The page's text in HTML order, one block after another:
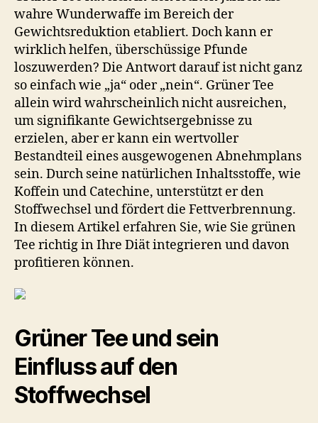
Tee:
So
funktioniert
es
–
5
Tipps,
um
schnell
und
gesund
Gewicht
zu
verlieren
wahre Wunderwaffe im Bereich der
Gewichtsreduktion etabliert. Doch kann er
wirklich helfen, überschüssige Pfunde
loszuwerden? Die Antwort darauf ist nicht ganz
so einfach wie „ja“ oder „nein“. Grüner Tee
allein wird wahrscheinlich nicht ausreichen,
um signifikante Gewichtsergebnisse zu
erzielen, aber er kann ein wertvoller
Bestandteil eines ausgewogenen Abnehmplans
sein. Durch seine natürlichen Inhaltsstoffe, wie
Koffein und Catechine, unterstützt er den
Stoffwechsel und fördert die Fettverbrennung.
In diesem Artikel erfahren Sie, wie Sie grünen
Tee richtig in Ihre Diät integrieren und davon
profitieren können.
Grüner Tee und sein
Einfluss auf den
Stoffwechsel